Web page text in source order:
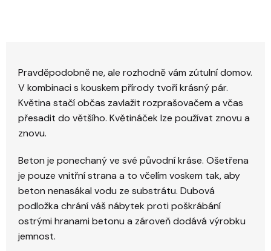
Pravděpodobně ne, ale rozhodně vám zútulní domov.
V kombinaci s kouskem přírody tvoří krásný pár.
Květina stačí občas zavlažit rozprašovačem a včas
přesadit do většího. Květináček lze používat znovu a
znovu.
Beton je ponechaný ve své původní kráse. Ošetřena
je pouze vnitřní strana a to včelím voskem tak, aby
beton nenasákal vodu ze substrátu. Dubová
podložka chrání váš nábytek proti poškrábání
ostrými hranami betonu a zároveň dodává výrobku
jemnost.